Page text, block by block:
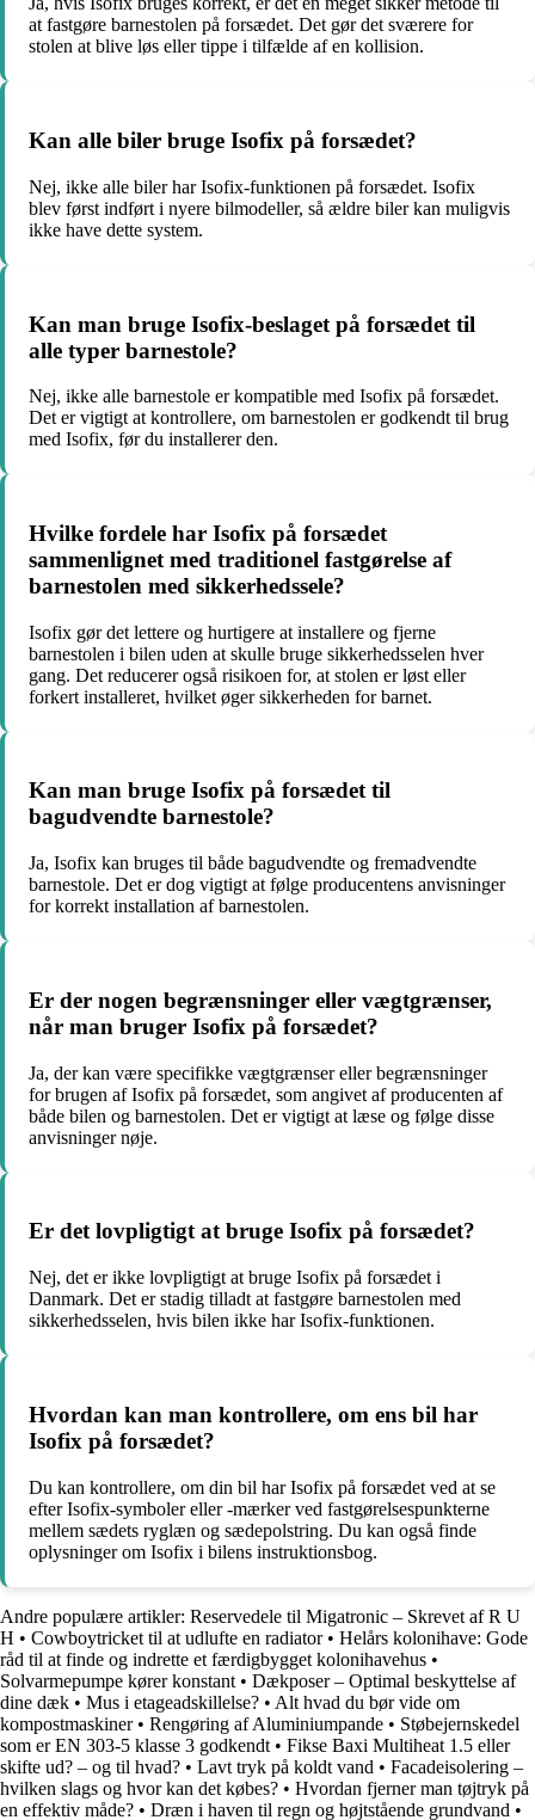
at fastgøre barnestolen på forsædet. Det gør det sværere for
stolen at blive løs eller tippe i tilfælde af en kollision.
Kan alle biler bruge Isofix på forsædet?
Nej, ikke alle biler har Isofix-funktionen på forsædet. Isofix
blev først indført i nyere bilmodeller, så ældre biler kan muligvis
ikke have dette system.
Kan man bruge Isofix-beslaget på forsædet til
alle typer barnestole?
Nej, ikke alle barnestole er kompatible med Isofix på forsædet.
Det er vigtigt at kontrollere, om barnestolen er godkendt til brug
med Isofix, før du installerer den.
Hvilke fordele har Isofix på forsædet
sammenlignet med traditionel fastgørelse af
barnestolen med sikkerhedssele?
Isofix gør det lettere og hurtigere at installere og fjerne
barnestolen i bilen uden at skulle bruge sikkerhedsselen hver
gang. Det reducerer også risikoen for, at stolen er løst eller
forkert installeret, hvilket øger sikkerheden for barnet.
Kan man bruge Isofix på forsædet til
bagudvendte barnestole?
Ja, Isofix kan bruges til både bagudvendte og fremadvendte
barnestole. Det er dog vigtigt at følge producentens anvisninger
for korrekt installation af barnestolen.
Er der nogen begrænsninger eller vægtgrænser,
når man bruger Isofix på forsædet?
Ja, der kan være specifikke vægtgrænser eller begrænsninger
for brugen af Isofix på forsædet, som angivet af producenten af
både bilen og barnestolen. Det er vigtigt at læse og følge disse
anvisninger nøje.
Er det lovpligtigt at bruge Isofix på forsædet?
Nej, det er ikke lovpligtigt at bruge Isofix på forsædet i
Danmark. Det er stadig tilladt at fastgøre barnestolen med
sikkerhedsselen, hvis bilen ikke har Isofix-funktionen.
Hvordan kan man kontrollere, om ens bil har
Isofix på forsædet?
Du kan kontrollere, om din bil har Isofix på forsædet ved at se
efter Isofix-symboler eller -mærker ved fastgørelsespunkterne
mellem sædets ryglæn og sædepolstring. Du kan også finde
oplysninger om Isofix i bilens instruktionsbog.
Andre populære artikler: Reservedele til Migatronic – Skrevet af R U
H • Cowboytricket til at udlufte en radiator• Helårs kolonihave: Gode
råd til at finde og indrette et færdigbygget kolonihavehus •
Solvarmepumpe kører konstant • Dækposer – Optimal beskyttelse af
dine dæk • Mus i etageadskillelse? • Alt hvad du bør vide om
kompostmaskiner• Rengøring af Aluminiumpande • Støbejernskedel
som er EN 303-5 klasse 3 godkendt • Fikse Baxi Multiheat 1.5 eller
skifte ud? – og til hvad? • Lavt tryk på koldt vand • Facadeisolering –
hvilken slags og hvor kan det købes? • Hvordan fjerner man tøjtryk på
en effektiv måde? • Dræn i haven til regn og højtstående grundvand •